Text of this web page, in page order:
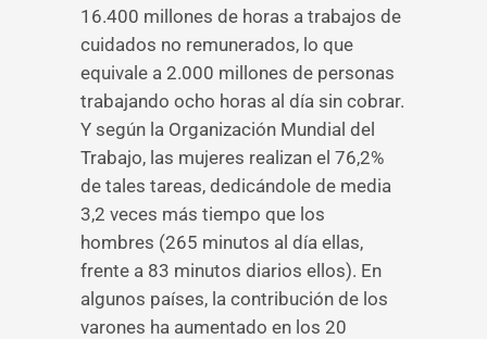
16.400 millones de horas a trabajos de
cuidados no remunerados, lo que
equivale a 2.000 millones de personas
trabajando ocho horas al día sin cobrar.
Y según la Organización Mundial del
Trabajo, las mujeres realizan el 76,2%
de tales tareas, dedicándole de media
3,2 veces más tiempo que los
hombres (265 minutos al día ellas,
frente a 83 minutos diarios ellos). En
algunos países, la contribución de los
varones ha aumentado en los 20